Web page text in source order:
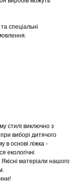
спеціальні
стилі виключно з
виборі дитячого
в основі ліжка -
екологічні
матеріали нашого